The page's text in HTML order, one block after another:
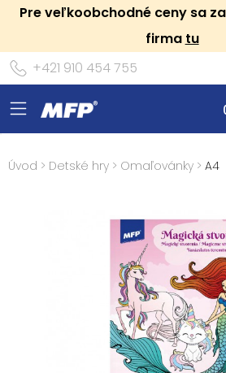
Pre veľkoobchodné ceny sa
firma tu
+421 910 454 755
Úvod > Detské hry > Omaľovánky > A4